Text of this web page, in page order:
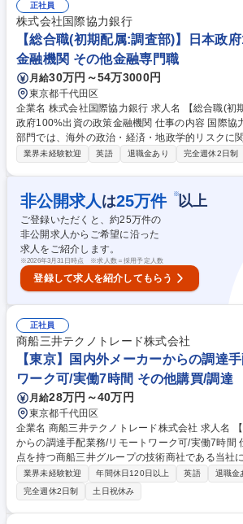
料などの海外からの調達/タンカーの手配/運行管理
ン、キシレンなど)営業・大手商社や消費者えの営
事・経理・財務・法務 変更の範囲: 会社の指定する範囲 募集職種
職】物流管理・営業・企画・管理部門など/石油元
正社員
株式会社国際協力銀行
【総合職(初期配属:調査部)】日本政
金融機関 その他金融専門職
月給30万円～54万3000円
東京都千代田区
企業名 株式会社国際協力銀行 求人名 【総合職(初期配属：調査部)】日本
政府100%出資の政策金融機関 仕事の内容 国際協力銀行（JBIC）の調査
部門では、海外の政治・経済・地政学的リスクに
発信を担う調査職を募集しています。調査部第2ユ
リーフィング資料の作成などを担当。正確かつ中
判断を支える重要な役割を果たします。役員との
門家とのネットワーク構築も可能。将来的には海
パリ、マニラなど）への赴任のチャンスもあり、
リアを築けるポジションです。 募集職種 【総合職(初期配属：調査部)】日
本政府100%出資の政策金融機関
業界未経験歓迎 英語 退職金あり 完全週休2日制
非公開求人 は25万件 ※以上
ご登録いただくと、約25万件の
非公開求人からご希望に沿った
求人をご紹介します。
※2026年3月31日時点 ※求人数＝採用予定人数
登録して求人を紹介してもらう
正社員
商船三井テクノトレード株式会社
【東京】国内外メーカーからの調達
ワーク可/実働7時間 その他購買/調達
月給28万円～40万円
東京都千代田区
企業名 商船三井テクノトレード株式会社 求人名 【東京】国内外メーカー
からの調達手配業務/リモートワーク可/実働7時間 仕事の内容 世界中に拠
点を持つ商船三井グループの技術商社である当社
の調達手配業務をお任せします。 ※グループ外部
ます。 お客様から機器や資材の調達依頼が来るため、内容のヒアリングを
通して、国内外メーカーへの調達手配、社内シス
お任せします。機材・資材の調達に際して、お客
業界未経験歓迎 年間休日120日以上 英語 退職金
完全週休2日制
土日祝休み